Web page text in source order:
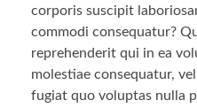
corporis suscipit
commodi consequatur?
reprehenderit qui in ea
molestiae consequatur,
fugiat quo voluptas nulla